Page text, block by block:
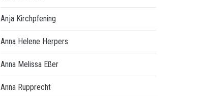
Anja Kirchpfening
Anna Helene Herpers
Anna Melissa Eßer
Anna Rupprecht